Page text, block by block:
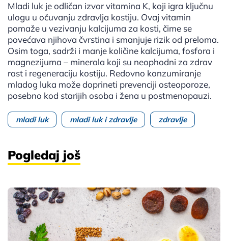
Mladi luk je odličan izvor vitamina K, koji igra ključnu
ulogu u očuvanju zdravlja kostiju. Ovaj vitamin
pomaže u vezivanju kalcijuma za kosti, čime se
povećava njihova čvrstina i smanjuje rizik od preloma.
Osim toga, sadrži i manje količine kalcijuma, fosfora i
magnezijuma – minerala koji su neophodni za zdrav
rast i regeneraciju kostiju. Redovno konzumiranje
mladog luka može doprineti prevenciji osteoporoze,
posebno kod starijih osoba i žena u postmenopauzi.
mladi luk mladi luk i zdravlje zdravlje
Pogledaj još